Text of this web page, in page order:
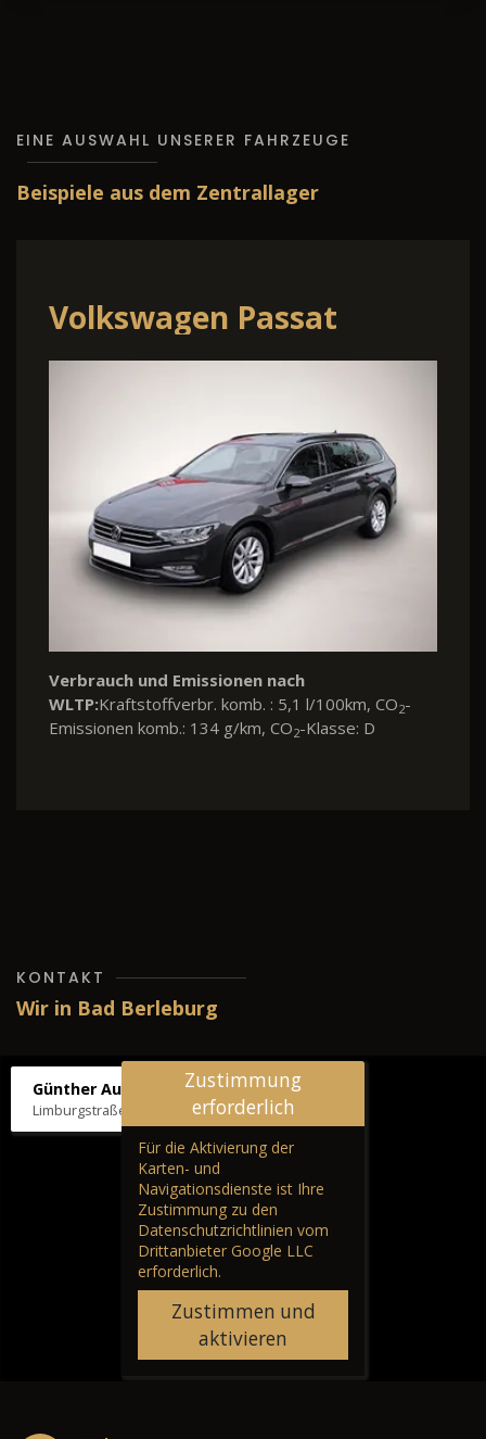
EINE AUSWAHL UNSERER FAHRZEUGE
Beispiele aus dem Zentrallager
Volkswagen Passat
Variant
Verbrauch und Emissionen nach
WLTP:Kraftstoffverbr. komb. : 5,1 l/100km, CO2-
Emissionen komb.: 134 g/km, CO2-Klasse: D
KONTAKT
Wir in Bad Berleburg
Günther Autos & Service
Limburgstraße 39, 57319 Bad Berleburg
Zustimmung
erforderlich
Für die Aktivierung der
Karten- und
Navigationsdienste ist Ihre
Zustimmung zu den
Datenschutzrichtlinien vom
Drittanbieter Google LLC
erforderlich.
Zustimmen und
aktivieren